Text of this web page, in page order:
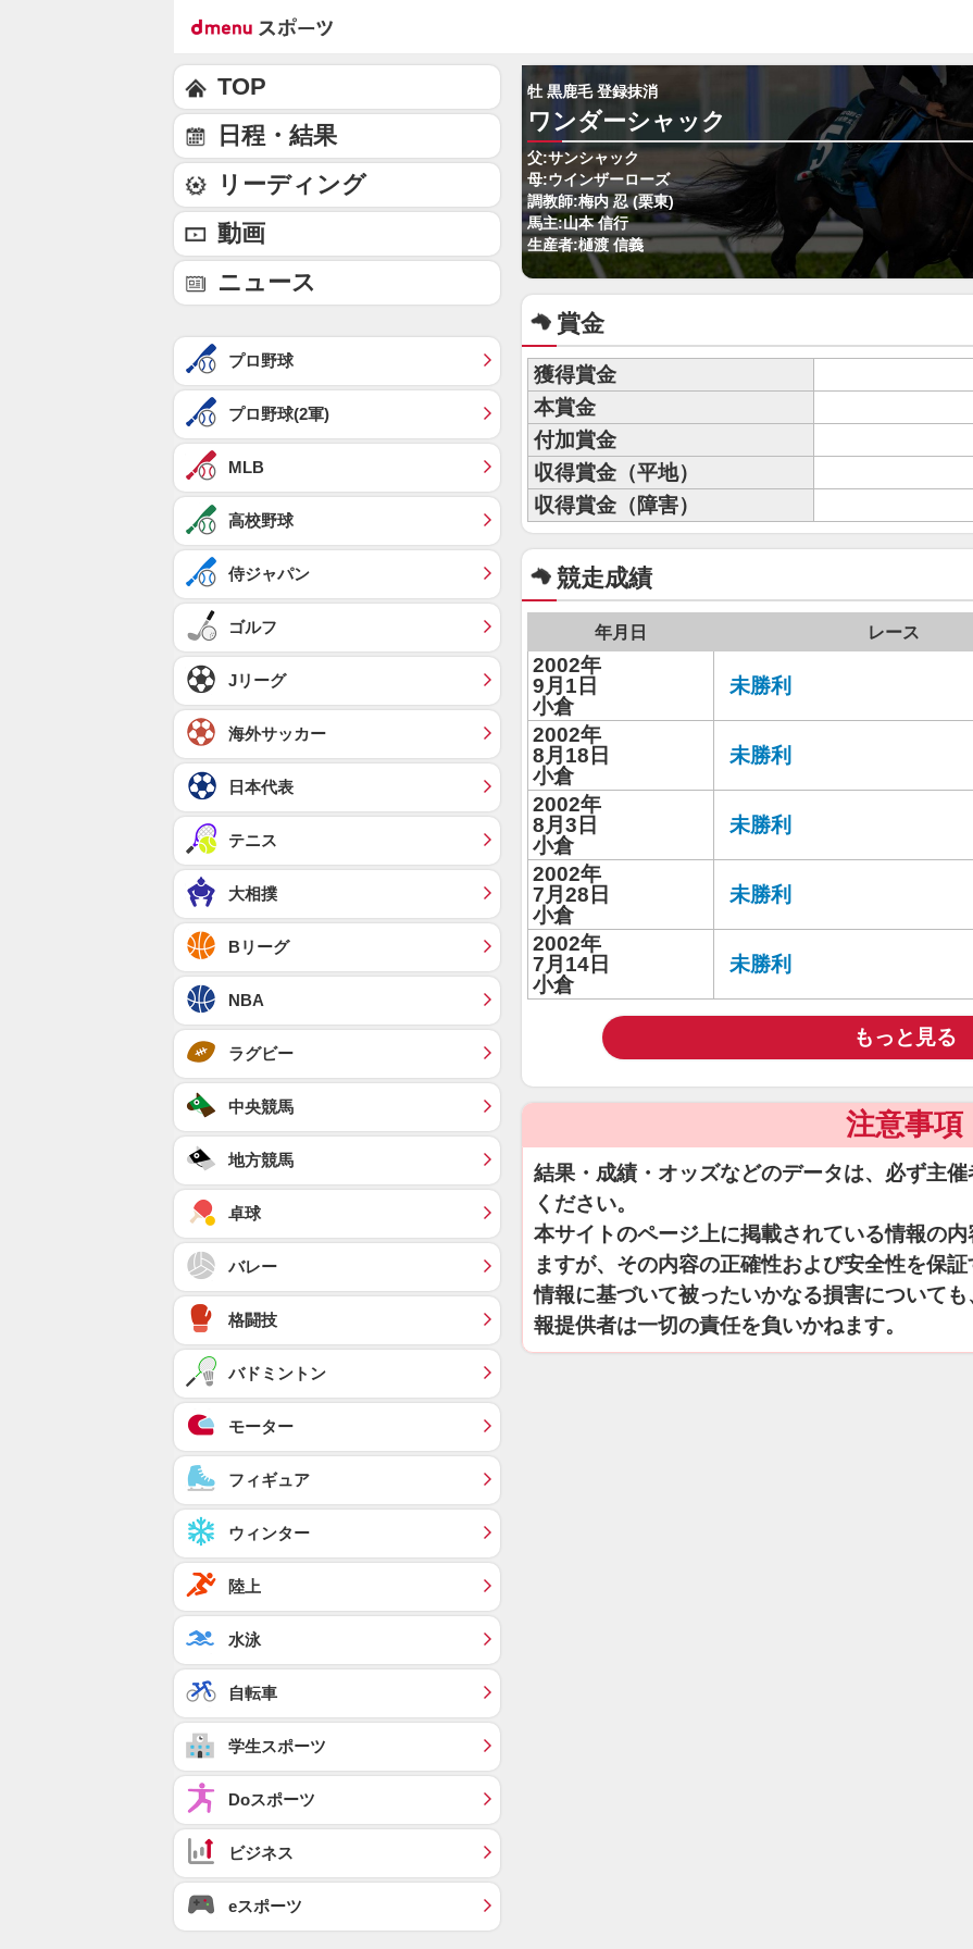
牡 黒鹿毛 登録抹消
ワンダーシャック
父:サンシャック
母:ウインザーローズ
調教師:梅内 忍 (栗東)
馬主:山本 信行
生産者:樋渡 信義
賞金
獲得賞金
本賞金
付加賞金
収得賞金（平地）
収得賞金（障害）
競走成績
年月日 レース
2002年
9月1日
小倉
未勝利
2002年
8月18日
小倉
未勝利
2002年
8月3日
小倉
未勝利
2002年
7月28日
小倉
未勝利
2002年
7月14日
小倉
未勝利
もっと見る
注意事項
結果・成績・オッズなどのデータは、必ず主
ください。
本サイトのページ上に掲載されている情報の
ますが、その内容の正確性および安全性を保
情報に基づいて被ったいかなる損害について
報提供者は一切の責任を負いかねます。
TOP
日程・結果
リーディング
動画
ニュース
プロ野球
プロ野球(2軍)
MLB
高校野球
侍ジャパン
ゴルフ
Jリーグ
海外サッカー
日本代表
テニス
大相撲
Bリーグ
NBA
ラグビー
中央競馬
地方競馬
卓球
バレー
格闘技
バドミントン
モーター
フィギュア
ウィンター
陸上
水泳
自転車
学生スポーツ
Doスポーツ
ビジネス
eスポーツ